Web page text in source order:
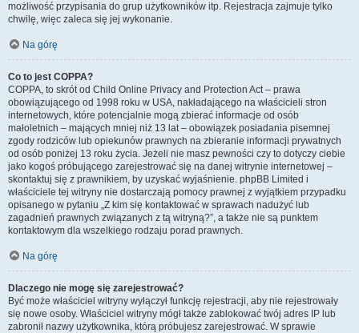
możliwość przypisania do grup użytkowników itp. Rejestracja zajmuje tylko
chwilę, więc zaleca się jej wykonanie.
Na górę
Co to jest COPPA?
COPPA, to skrót od Child Online Privacy and Protection Act – prawa
obowiązującego od 1998 roku w USA, nakładającego na właścicieli stron
internetowych, które potencjalnie mogą zbierać informacje od osób
małoletnich – mających mniej niż 13 lat – obowiązek posiadania pisemnej
zgody rodziców lub opiekunów prawnych na zbieranie informacji prywatnych
od osób poniżej 13 roku życia. Jeżeli nie masz pewności czy to dotyczy ciebie
jako kogoś próbującego zarejestrować się na danej witrynie internetowej –
skontaktuj się z prawnikiem, by uzyskać wyjaśnienie. phpBB Limited i
właściciele tej witryny nie dostarczają pomocy prawnej z wyjątkiem przypadku
opisanego w pytaniu „Z kim się kontaktować w sprawach nadużyć lub
zagadnień prawnych związanych z tą witryną?”, a także nie są punktem
kontaktowym dla wszelkiego rodzaju porad prawnych.
Na górę
Dlaczego nie mogę się zarejestrować?
Być może właściciel witryny wyłączył funkcję rejestracji, aby nie rejestrowały
się nowe osoby. Właściciel witryny mógł także zablokować twój adres IP lub
zabronił nazwy użytkownika, którą próbujesz zarejestrować. W sprawie